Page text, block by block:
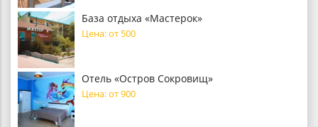
База отдыха «Мастерок»
Цена: от 500
Отель «Остров Сокровищ»
Цена: от 900